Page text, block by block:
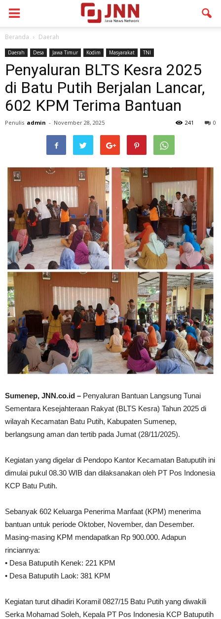
Beranda Daerah
Daerah Desa Jawa Timur Kodim Masyarakat TNI
Penyaluran BLTS Kesra 2025
di Batu Putih Berjalan Lancar,
602 KPM Terima Bantuan
Penulis admin - November 28, 2025 0
241
Sumenep, JNN.co.id – Penyaluran Bantuan Langsung Tunai
Sementara Kesejahteraan Rakyat (BLTS Kesra) Tahun 2025 di
wilayah Kecamatan Batu Putih, Kabupaten Sumenep,
berlangsung aman dan tertib pada Jumat (28/11/2025).
Kegiatan yang digelar di Pendopo Kantor Kecamatan Batuputih ini
dimulai pukul 08.30 WIB dan dilaksanakan oleh PT Pos Indonesia
KCP Batu Putih.
Sebanyak 602 Keluarga Penerima Manfaat (KPM) menerima
bantuan untuk periode Oktober, November, dan Desember.
Masing-masing KPM mendapatkan Rp 900.000. Adapun
rinciannya:
• Desa Batuputih Kenek: 221 KPM
• Desa Batuputih Laok: 381 KPM
Kegiatan turut dihadiri Koramil 0827/15 Batu Putih yang diwakili
Serka Mohamad Soleh, Kepala PT Pos Indonesia KCP Batuputih